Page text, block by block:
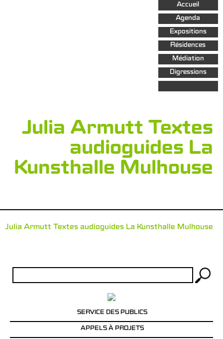
Aller au
contenu
principal
Accueil
Agenda
Expositions
Résidences
Médiation
Digressions
Julia Armutt Textes
audioguides La
Kunsthalle Mulhouse
Julia Armutt Textes audioguides La Kunsthalle Mulhouse
SERVICE DES PUBLICS
APPELS À PROJETS